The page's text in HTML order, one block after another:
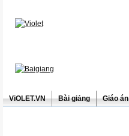
ViOLET.VN Bài giảng Giáo án